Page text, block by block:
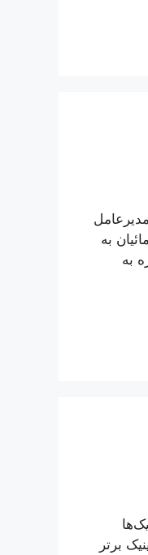
به
به
برتر